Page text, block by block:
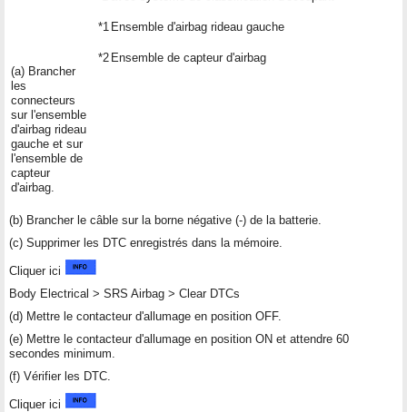
(a) Brancher
les
connecteurs
sur l'ensemble
d'airbag rideau
gauche et sur
l'ensemble de
capteur
d'airbag.
*1 Ensemble d'airbag rideau gauche
*2 Ensemble de capteur d'airbag
(b) Brancher le câble sur la borne négative (-) de la batterie.
(c) Supprimer les DTC enregistrés dans la mémoire.
Cliquer ici
Body Electrical > SRS Airbag > Clear DTCs
(d) Mettre le contacteur d'allumage en position OFF.
(e) Mettre le contacteur d'allumage en position ON et attendre 60
secondes minimum.
(f) Vérifier les DTC.
Cliquer ici